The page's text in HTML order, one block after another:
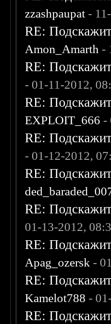
zzashpaupat -
RE:
Amon_Amarth -
RE:
- 01-11-2012,
RE:
EXPLOIT_666 -
RE:
- 01-12-2012,
RE:
RE:
01-13-2012,
RE:
Apag_ozersk -
RE:
Kamelot788 -
RE: